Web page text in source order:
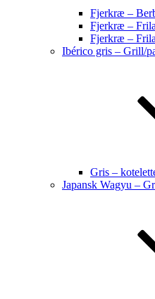
Fjerkræ –
Fjerkræ –
Fjerkræ –
Ibérico gris – Grill/
Gris –
Japansk Wagyu –